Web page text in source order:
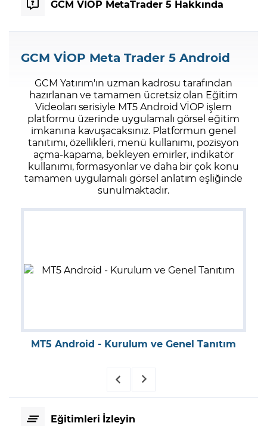
GCM VİOP MetaTrader 5 Hakkında
GCM VİOP Meta Trader 5 Android
GCM Yatırım'ın uzman kadrosu tarafından
hazırlanan ve tamamen ücretsiz olan Eğitim
Videoları serisiyle MT5 Android VİOP işlem
platformu üzerinde uygulamalı görsel eğitim
imkanına kavuşacaksınız. Platformun genel
tanıtımı, özellikleri, menü kullanımı, pozisyon
açma-kapama, bekleyen emirler, indikatör
kullanımı, formasyonlar ve daha bir çok konu
tamamen uygulamalı görsel anlatım eşliğinde
sunulmaktadır.
MT5 Android - Kurulum ve Genel Tanıtım
Eğitimleri İzleyin